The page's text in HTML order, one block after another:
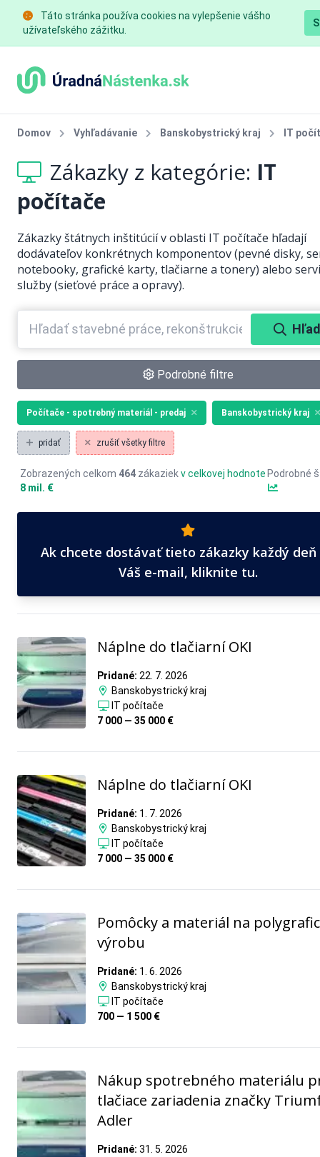
Táto stránka používa cookies na vylepšenie vášho
užívateľského zážitku.
Domov Vyhľadávanie Banskobystrický kraj IT
Zákazky z kategórie: IT
počítače
Zákazky štátnych inštitúcií v oblasti IT počítače hľadají
dodávateľov konkrétnych komponentov (pevné disky,
notebooky, grafické karty, tlačiarne a tonery) alebo
služby (sieťové práce a opravy).
Podrobné filtre
Počítače - spotrebný materiál - predaj Banskobystrický kraj
pridať zrušiť všetky filtre
Zobrazených celkom 464 zákaziekv celkovej hodnote
8 mil. €
Podrobné
Ak chcete dostávať tieto zákazky každý deň
Váš e-mail, kliknite tu.
Náplne do tlačiarní OKI
Pridané: 22. 7. 2026
Banskobystrický kraj
IT počítače
7 000 — 35 000 €
Náplne do tlačiarní OKI
Pridané: 1. 7. 2026
Banskobystrický kraj
IT počítače
7 000 — 35 000 €
Pomôcky a materiál na
výrobu
Pridané: 1. 6. 2026
Banskobystrický kraj
IT počítače
700 — 1 500 €
Nákup spotrebného materiálu
tlačiace zariadenia značky
Adler
Pridané: 31. 5. 2026